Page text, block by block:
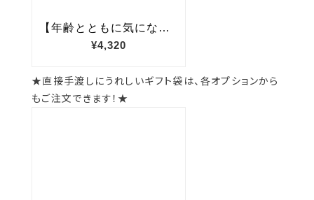
★直接手渡しにうれしいギフト袋は、各オプションから
もご注文できます！★